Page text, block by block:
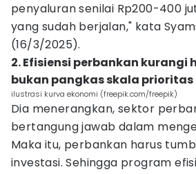
penyaluran senilai Rp200-400
yang sudah berjalan," kata
(16/3/2025).
2. Efisiensi perbankan kurangi
bukan pangkas skala prioritas
ilustrasi kurva ekonomi (freepik.com/freepik)
Dia menerangkan, sektor
bertangung jawab dalam
Maka itu, perbankan harus
investasi. Sehingga program